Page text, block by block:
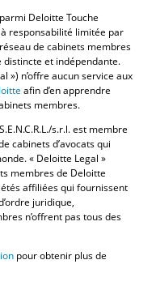
Deloitte Touche
responsabilité limitée par
de cabinets membres
et indépendante.
») n’offre aucun service aux
afin d’en apprendre
membres.
s.r.l. est membre
cabinets d’avocats qui
« Deloitte Legal »
membres de Deloitte
affiliées qui fournissent
juridique,
n’offrent pas tous des
pour obtenir plus de